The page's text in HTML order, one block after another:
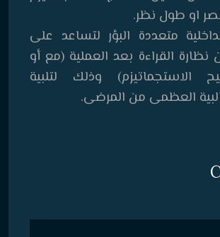
او طول نظر.
متعددة البؤر لتساعد على
نظارة القراءة بعد العملية (مع أو
الاستجماتيزم) وذلك لتلبية
العظمى من المرضى.